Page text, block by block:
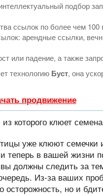
подбор
ссылок по более чем
арендные ссылки,
или падение, а также
технологию Буст, она
продвижение
уже клюют семечки
теперь в вашей жизни
должны следить за
Из-за ваших
осторожность, но и